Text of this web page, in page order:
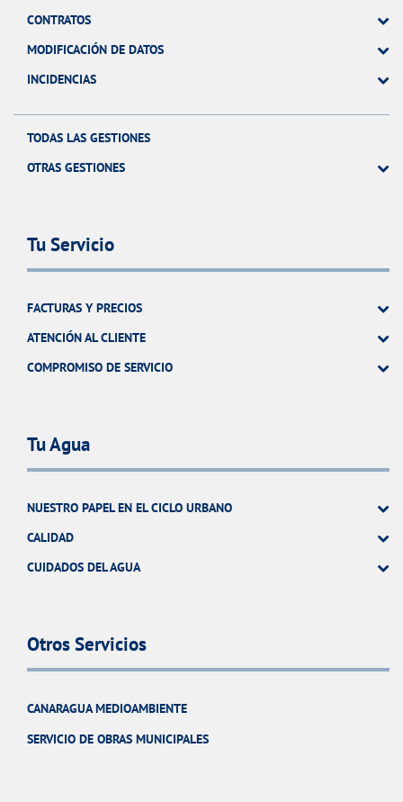
CONTRATOS
MODIFICACIÓN DE DATOS
INCIDENCIAS
TODAS LAS GESTIONES
OTRAS GESTIONES
Tu Servicio
FACTURAS Y PRECIOS
ATENCIÓN AL CLIENTE
COMPROMISO DE SERVICIO
Tu Agua
NUESTRO PAPEL EN EL CICLO URBANO
CALIDAD
CUIDADOS DEL AGUA
Otros Servicios
CANARAGUA MEDIOAMBIENTE
SERVICIO DE OBRAS MUNICIPALES